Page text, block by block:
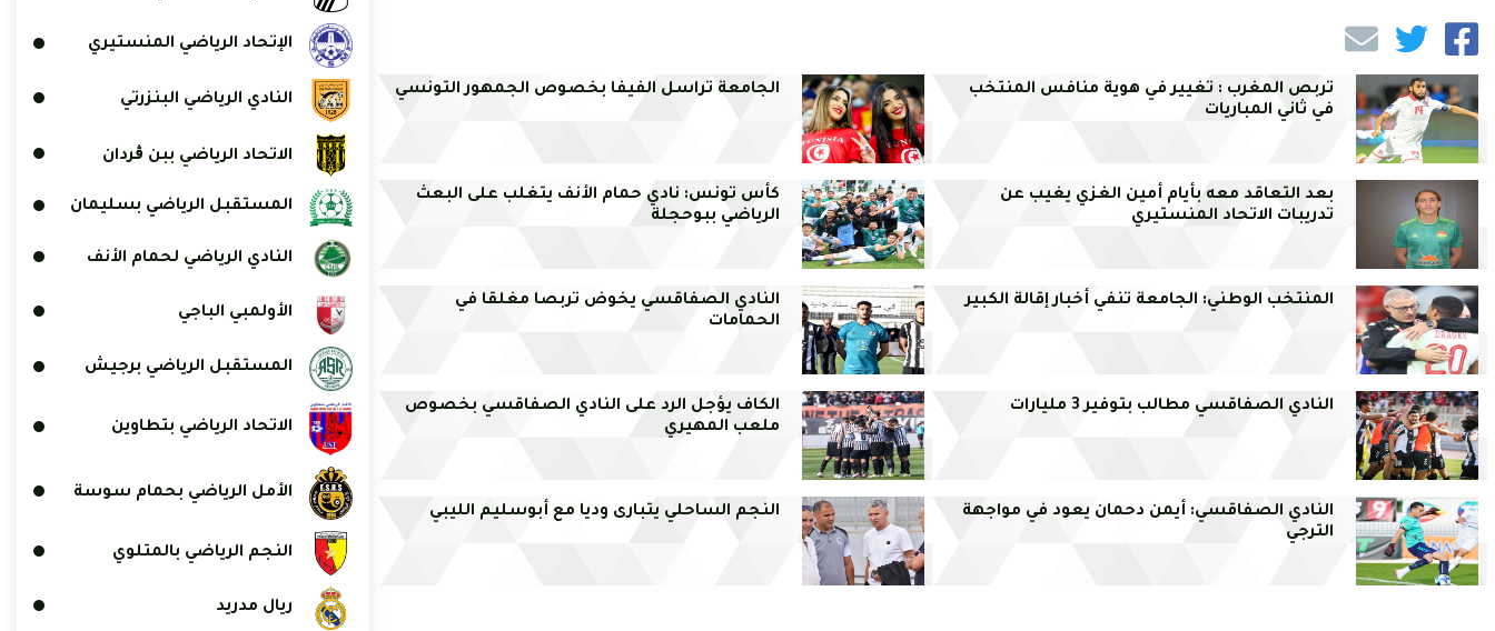
تربص المغرب : تغيير في هوية منافس المنتخب
في ثاني المباريات
الجامعة تراسل الفيفا بخصوص الجمهور التونسي
بعد التعاقد معه بأيام أمين الغزي يغيب عن
تدريبات الاتحاد المنستيري
كأس تونس: نادي حمام الأنف يتغلب على البعث
الرياضي ببوحجلة
المنتخب الوطني: الجامعة تنفي أخبار إقالة الكبير
النادي الصفاقسي يخوض تربصا مغلقا في
الحمامات
النادي الصفاقسي مطالب بتوفير 3 مليارات
الكاف يؤجل الرد على النادي الصفاقسي بخصوص
ملعب المهيري
النادي الصفاقسي: أيمن دحمان يعود في مواجهة
الترجي
النجم الساحلي يتبارى وديا مع أبوسليم الليبي
الإتحاد الرياضي المنستيري
النادي الرياضي البنزرتي
الاتحاد الرياضي ببن ڨردان
المستقبل الرياضي بسليمان
النادي الرياضي لحمام الأنف
الأولمبي الباجي
المستقبل الرياضي برجيش
الاتحاد الرياضي بتطاوين
الأمل الرياضي بحمام سوسة
النجم الرياضي بالمتلوي
ريال مدريد